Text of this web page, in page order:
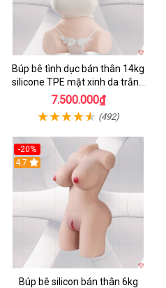
Búp bê tình dục bán thân 14kg
silicone TPE mặt xinh da trắng
hồng
7.500.000₫
(492)
-20%
4.7
Búp bê silicon bán thân 6kg